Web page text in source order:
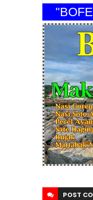
POST